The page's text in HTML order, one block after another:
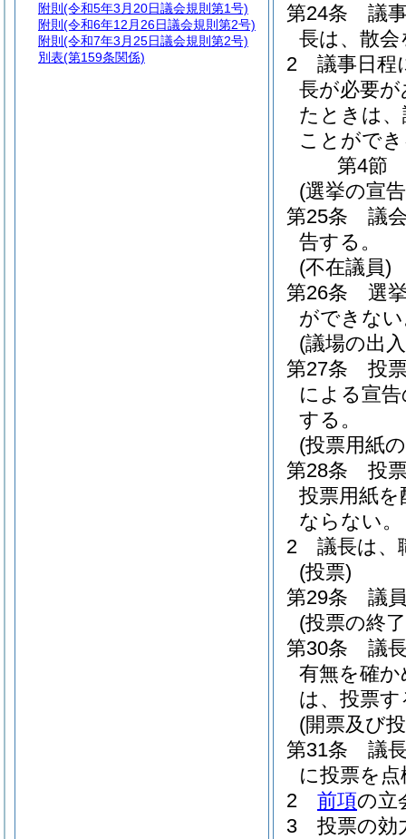
第24条
議
長は、散
2
議事日程
長が必要
たときは
ことがで
第4節
(選挙の宣
第25条
議
告する。
(不在議員)
第26条
選
ができな
(議場の出
第27条
投
による宣
する。
(投票用紙
第28条
投
投票用紙
ならない。
2
議長は、
(投票)
第29条
議
(投票の終
第30条
議
有無を確
は、投票
(開票及び
第31条
議
に投票を
2
前項の立
3
投票の効
附則 (令和5年3月20日議会規則第1号)
附則 (令和6年12月26日議会規則第2号)
附則 (令和7年3月25日議会規則第2号)
別表(第159条関係)